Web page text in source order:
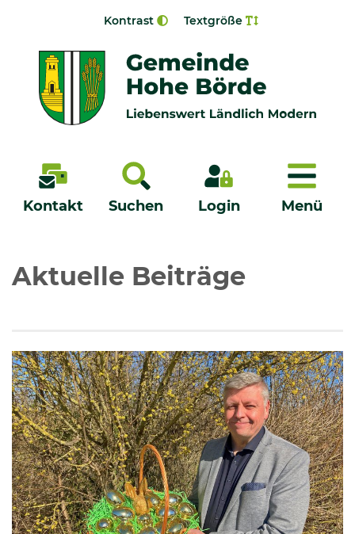
Kontrast Textgröße
Kontakt Suchen Login Menü
Menü
Neuigkeiten
Kommunalpolitik
Bildung und Soziales
Wirtschaft, Bauen, Verkehr
Aktuelle Beiträge